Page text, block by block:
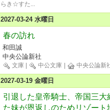
らき☆すた...
2027-03-24 水曜日
春の訪れ
和田誠
中央公論新社
文庫 中公文庫 中央公論新
2027-03-19 金曜日
引退した皇帝騎士、帝国三
た妹が恩返しのためリゾー